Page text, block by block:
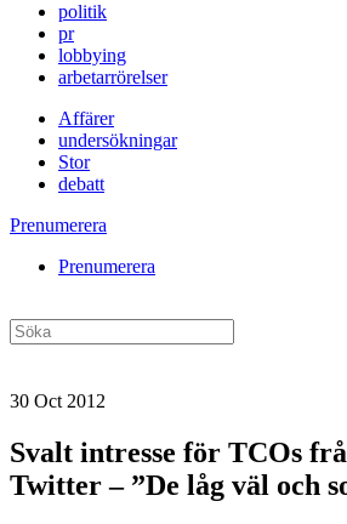
politik
pr
lobbying
arbetarrörelser
Affärer
undersökningar
Stor
debatt
Prenumerera
Prenumerera
30 Oct 2012
Svalt intresse för TCOs
Twitter – ”De låg väl och